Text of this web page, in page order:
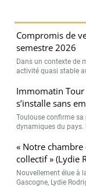
Compromis de
semestre 2026
Dans un contexte de
activité quasi stable
Immomatin Tour
s’installe sans
Toulouse confirme
dynamiques du pays.
« Notre
collectif » (Lydie
Nouvellement élue à
Gascogne, Lydie